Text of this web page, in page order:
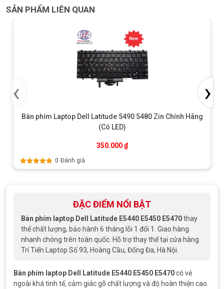
SẢN PHẨM LIÊN QUAN
Bàn phím Laptop Dell Latitude 5490 5480 Zin Chính Hãng
(Có LED)
350.000₫
Được xếp
0 Đánh giá
‹ ›
ĐẶC ĐIỂM NỔI BẬT
Bàn phím laptop Dell Latitude E5440 E5450 E5470thay
thế chất lượng, bảo hành 6 tháng lỗi 1 đổi 1. Giao hàng
nhanh chóng trên toàn quốc. Hỗ trợ thay thế tại cửa hàng
Trí Tiến Laptop Số 93, Hoàng Cầu, Đống Đa, Hà Nội.
Bàn phím laptop Dell Latitude E5440 E5450 E5470có vẻ
ngoài khá tinh tế, cảm giác gõ chất lượng và độ hoàn thiện cao.